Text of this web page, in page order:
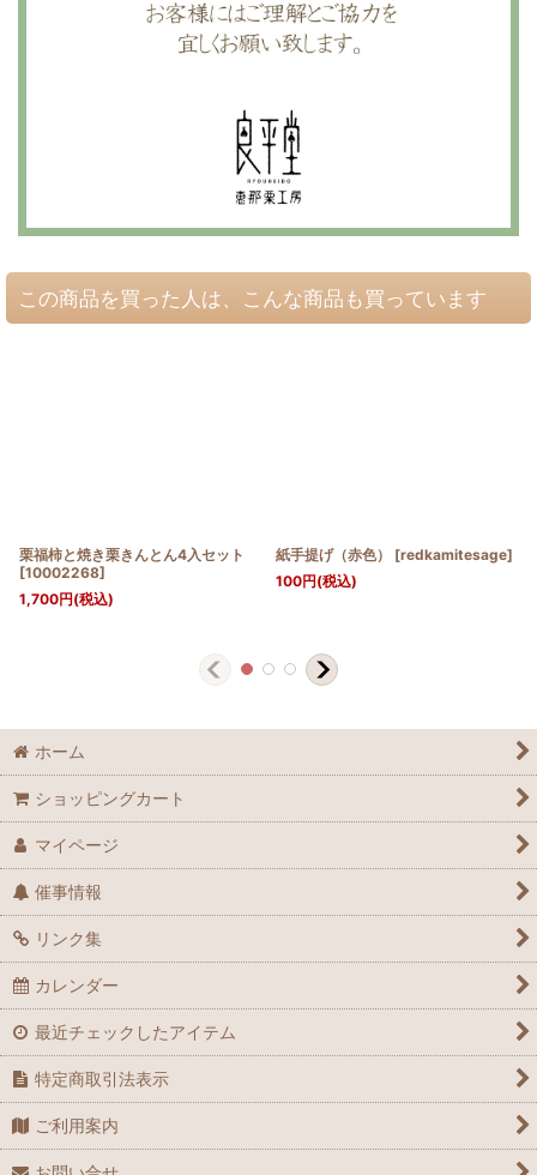
この商品を買った人は、こんな商品も買っています
栗福柿と焼き栗きんとん4入セット
[10002268]
1,700円(税込)
紙手提げ（赤色） [redkamitesage]
100円(税込)
ホーム
ショッピングカート
マイページ
催事情報
リンク集
カレンダー
最近チェックしたアイテム
特定商取引法表示
ご利用案内